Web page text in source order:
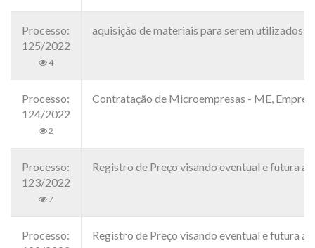
Processo:
125/2022
4
aquisição de materiais para serem utilizados
Processo:
124/2022
2
Contratação de Microempresas - ME,
Processo:
123/2022
7
Registro de Preço visando eventual e futura
Processo:
Registro de Preço visando eventual e futura